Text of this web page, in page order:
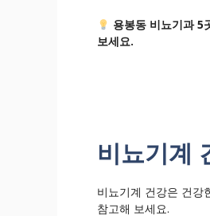
용봉동 비뇨기과 5
보세요.
비뇨기계
비뇨기계 건강은 건강
참고해 보세요.